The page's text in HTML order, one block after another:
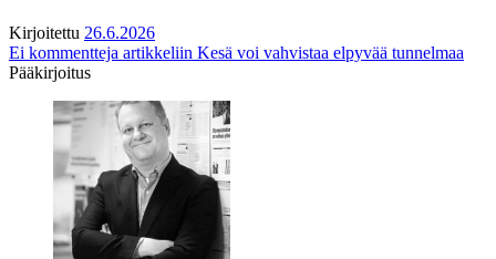
Kirjoitettu 26.6.2026
Ei kommentteja artikkeliin Kesä voi vahvistaa elpyvää tunnelmaa
Pääkirjoitus